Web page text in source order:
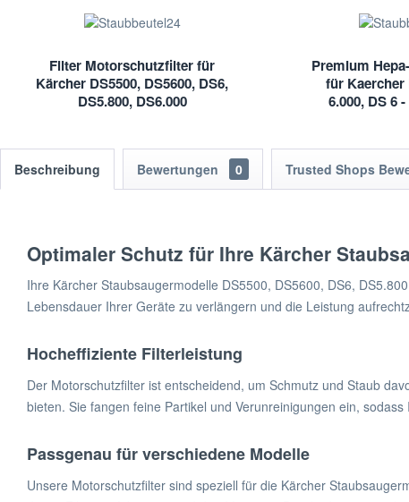
Filter Motorschutzfilter für
Kärcher DS5500, DS5600, DS6,
DS5.800, DS6.000
Premium
für Kaercher
6.000, DS 6
Beschreibung Bewertungen 0 Trusted Shops
Optimaler Schutz für Ihre Kärcher
Ihre Kärcher Staubsaugermodelle DS5500, DS5600, DS6,
Lebensdauer Ihrer Geräte zu verlängern und die Leistung
Hocheffiziente Filterleistung
Der Motorschutzfilter ist entscheidend, um Schmutz und Staub
bieten. Sie fangen feine Partikel und Verunreinigungen ein,
Passgenau für verschiedene Modelle
Unsere Motorschutzfilter sind speziell für die Kärcher